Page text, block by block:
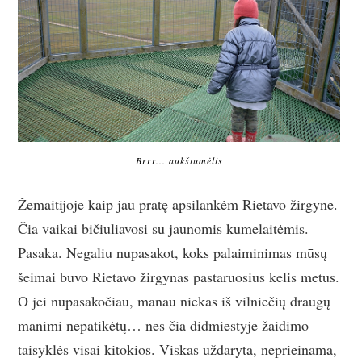
Brrr... aukštumėlis
Žemaitijoje kaip jau pratę apsilankėm Rietavo žirgyne.
Čia vaikai bičiuliavosi su jaunomis kumelaitėmis.
Pasaka. Negaliu nupasakot, koks palaiminimas mūsų
šeimai buvo Rietavo žirgynas pastaruosius kelis metus.
O jei nupasakočiau, manau niekas iš vilniečių draugų
manimi nepatikėtų… nes čia didmiestyje žaidimo
taisyklės visai kitokios. Viskas uždaryta, neprieinama,